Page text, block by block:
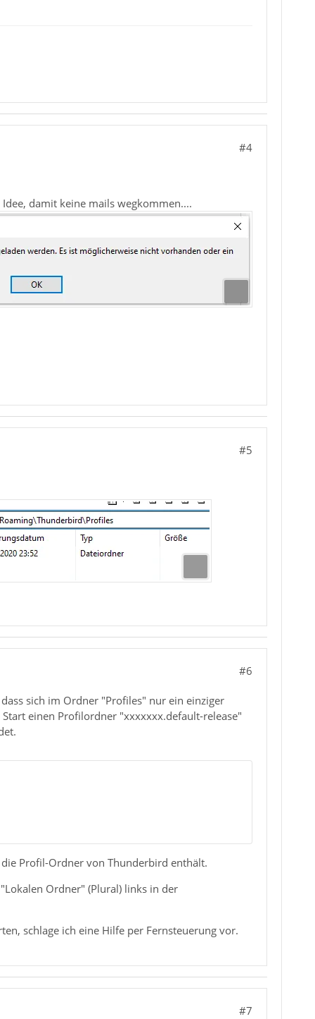
#4
damit keine mails wegkommen....
#5
#6
sich im Ordner "Profiles" nur ein einziger
einen Profilordner "xxxxxxx.default-release"
Profil-Ordner von Thunderbird enthält.
Ordner" (Plural) links in der
schlage ich eine Hilfe per Fernsteuerung vor.
#7